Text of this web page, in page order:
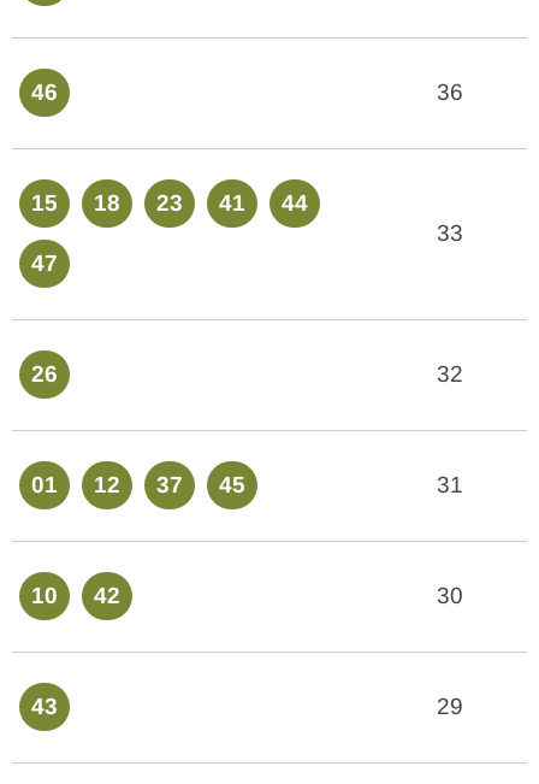
46 36
15 18 23 41 44
47
33
26 32
01 12 37 45 31
10 42 30
43 29